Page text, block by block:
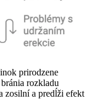
prirodzene
rozkladu
zosilní a predĺži efekt